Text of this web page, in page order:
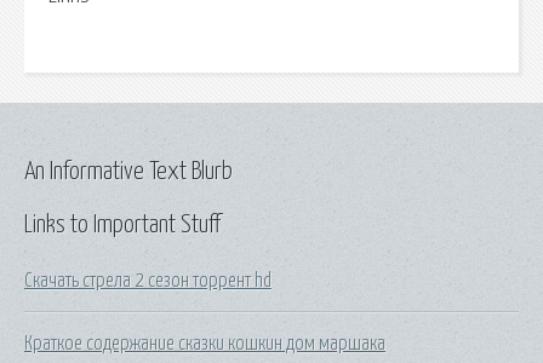
Links to Important Stuff
Скачать стрела 2 сезон торрент hd
Краткое содержание сказки кошкин дом маршака
An Informative Text Blurb